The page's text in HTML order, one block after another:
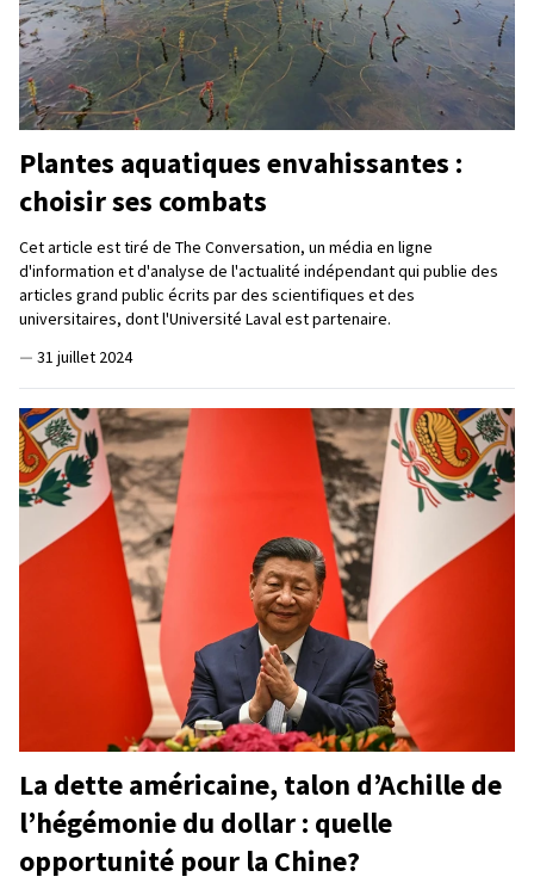
Plantes aquatiques envahissantes :
choisir ses combats
Cet article est tiré de The Conversation, un média en ligne
d'information et d'analyse de l'actualité indépendant qui publie des
articles grand public écrits par des scientifiques et des
universitaires, dont l'Université Laval est partenaire.
— 31 juillet 2024
La dette américaine, talon d’Achille de
l’hégémonie du dollar : quelle
opportunité pour la Chine?